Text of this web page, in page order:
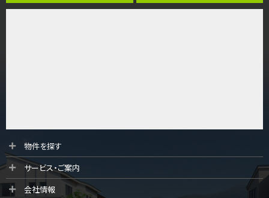
古淵駅
第10位
4,190万円
桜ヶ丘駅
物件を探す
サービス・ご案内
会社情報